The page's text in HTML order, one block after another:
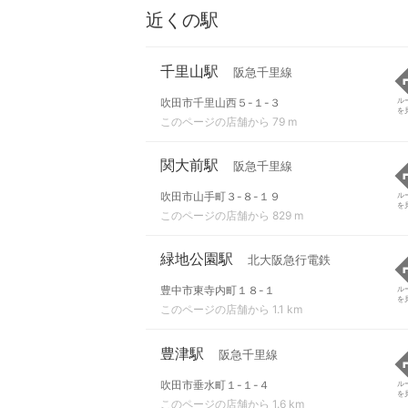
近くの駅
千里山駅 阪急千里線
吹田市千里山西５-１-３
このページの店舗から 79 m
ル
を
関大前駅 阪急千里線
吹田市山手町３-８-１９
このページの店舗から 829 m
ル
を
緑地公園駅 北大阪急行電鉄
豊中市東寺内町１８-１
このページの店舗から 1.1 km
ル
を
豊津駅 阪急千里線
吹田市垂水町１-１-４
このページの店舗から 1.6 km
ル
を